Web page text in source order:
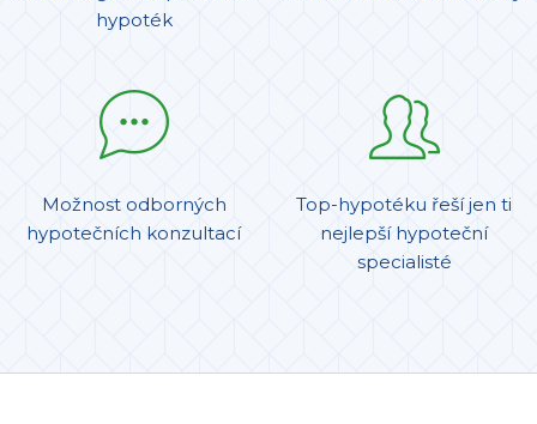
hypoték
Možnost odborných
hypotečních konzultací
Top-hypotéku řeší jen ti
nejlepší hypoteční
specialisté